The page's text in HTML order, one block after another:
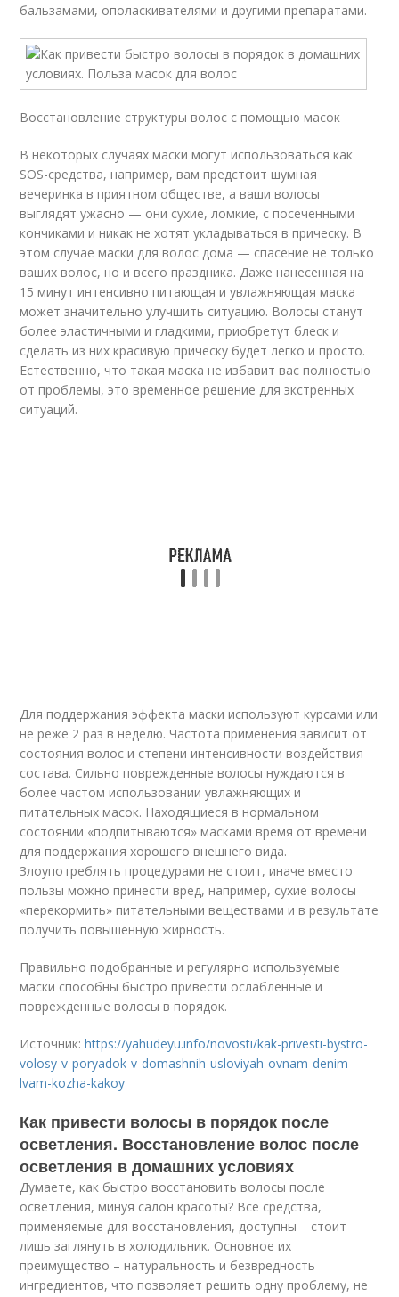
бальзамами, ополаскивателями и другими препаратами.
Восстановление структуры волос с помощью масок
В некоторых случаях маски могут использоваться как
SOS-средства, например, вам предстоит шумная
вечеринка в приятном обществе, а ваши волосы
выглядят ужасно — они сухие, ломкие, с посеченными
кончиками и никак не хотят укладываться в прическу. В
этом случае маски для волос дома — спасение не только
ваших волос, но и всего праздника. Даже нанесенная на
15 минут интенсивно питающая и увлажняющая маска
может значительно улучшить ситуацию. Волосы станут
более эластичными и гладкими, приобретут блеск и
сделать из них красивую прическу будет легко и просто.
Естественно, что такая маска не избавит вас полностью
от проблемы, это временное решение для экстренных
ситуаций.
Для поддержания эффекта маски используют курсами или
не реже 2 раз в неделю. Частота применения зависит от
состояния волос и степени интенсивности воздействия
состава. Сильно поврежденные волосы нуждаются в
более частом использовании увлажняющих и
питательных масок. Находящиеся в нормальном
состоянии «подпитываются» масками время от времени
для поддержания хорошего внешнего вида.
Злоупотреблять процедурами не стоит, иначе вместо
пользы можно принести вред, например, сухие волосы
«перекормить» питательными веществами и в результате
получить повышенную жирность.
Правильно подобранные и регулярно используемые
маски способны быстро привести ослабленные и
поврежденные волосы в порядок.
Источник:https://yahudeyu.info/novosti/kak-privesti-bystro-
volosy-v-poryadok-v-domashnih-usloviyah-ovnam-denim-
lvam-kozha-kakoy
Как привести волосы в порядок после
осветления. Восстановление волос после
осветления в домашних условиях
Думаете, как быстро восстановить волосы после
осветления, минуя салон красоты? Все средства,
применяемые для восстановления, доступны – стоит
лишь заглянуть в холодильник. Основное их
преимущество – натуральность и безвредность
ингредиентов, что позволяет решить одну проблему, не